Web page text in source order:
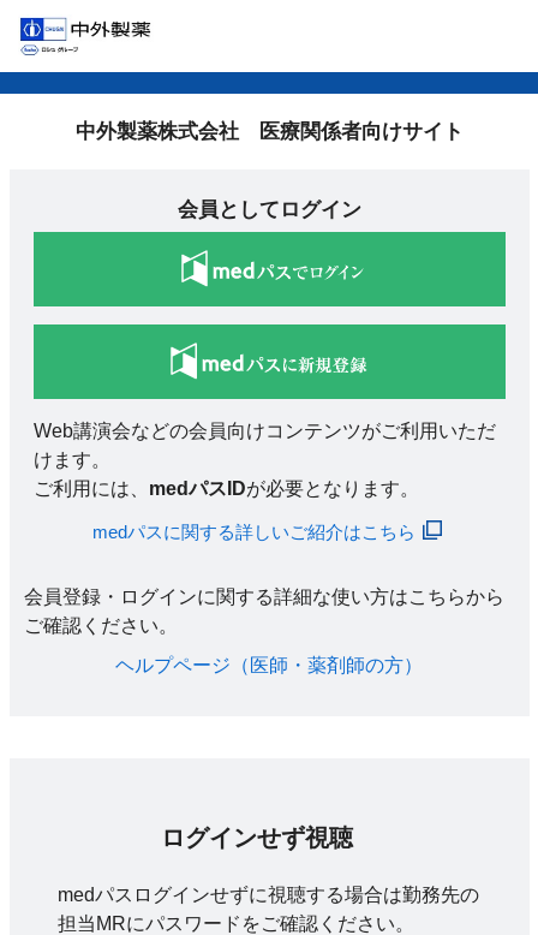
中外製薬株式会社 医療関係者向けサイト
会員としてログイン
Web講演会などの会員向けコンテンツがご利用いただ
けます。
ご利用には、 medパスIDが必要となります。
medパスに関する詳しいご紹介はこちら
会員登録・ログインに関する詳細な使い方はこちらから
ご確認ください。​
ヘルプページ（医師・薬剤師の方）​
ログインせず視聴
medパスログインせずに視聴する場合は勤務先の
担当MRにパスワードをご確認ください。